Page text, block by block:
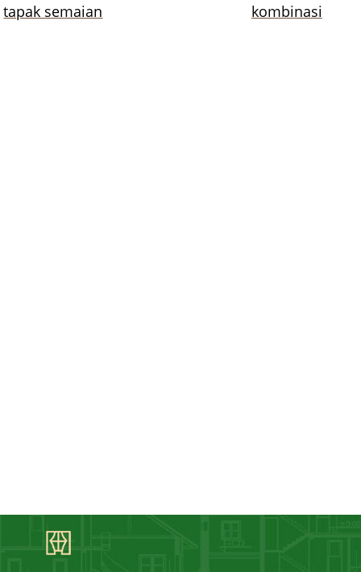
tapak semaian
kombinasi